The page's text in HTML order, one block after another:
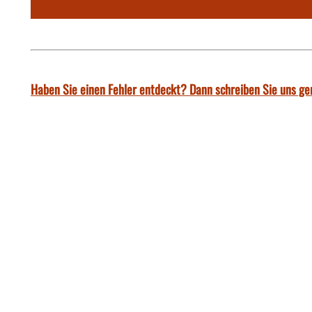
Haben Sie einen Fehler entdeckt? Dann schreiben Sie uns